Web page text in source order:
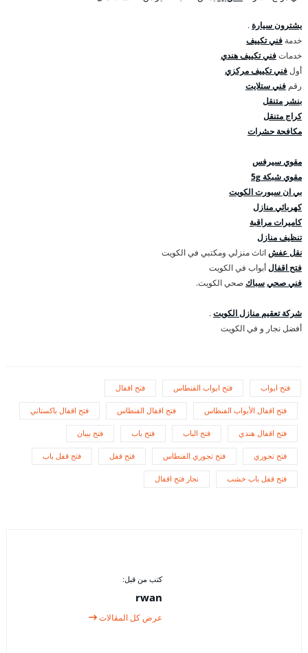
يشترون سيارة.
خدمة فني تكييف
خدماتفني تكييف هندي
أولفني تكييف مركزي
رقم فني ستلايت
بنشر متنقل
كراج متنقل
مكافحة حشرات
مقوي سيرفس
مقوي شبكة 5g
بي ان سبورت الكويت
كهربائي منازل
كاميرات مراقبة
تنظيف منازل
نقل عفشاثاث منزلي ومكتبي في الكويت
فتح اقفالأبواب في الكويت
فني صحيسباك صحي الكويت.
شركة تعقيم منازل الكويت.
أفضل نجار و في الكويت
فتح ابواب فتح ابواب الفنطاس فتح اقفال
فتح اقفال الأبواب الفنطاس فتح اقفال الفنطاس فتح اقفال باكستاني
فتح اقفال هندي فتح الباب فتح باب فتح بيبان
فتح تجوري فتح تجوري الفنطاس فتح قفل فتح قفل باب
فتح قفل باب خشب نجار فتح اقفال
كتب من قبل:
rwan
عرض كل المقالات